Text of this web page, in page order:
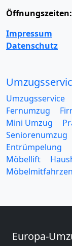
Öffnungszeiten:
Impressum
Datenschutz
Umzugsservice
Fernumzug
Mini Umzug
Seniorenumzug
Entrümpelung
Möbellift
Europa-